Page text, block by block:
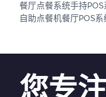
餐厅点餐系统手持POS
自助点餐机餐厅POS系
您专